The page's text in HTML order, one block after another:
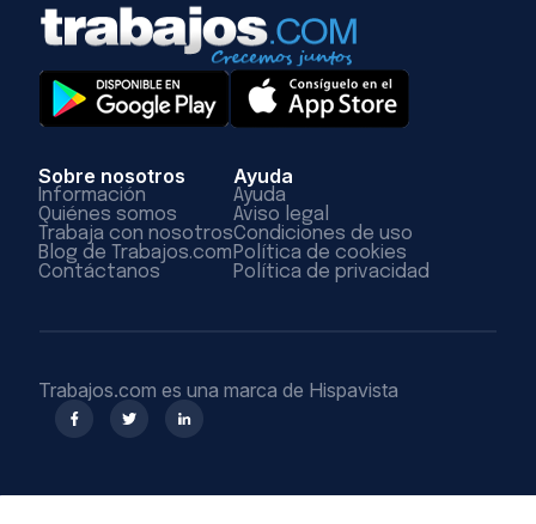
Sobre nosotros
Información
Quiénes somos
Trabaja con nosotros
Blog de Trabajos.com
Contáctanos
Ayuda
Ayuda
Aviso legal
Condiciones de uso
Política de cookies
Política de privacidad
Trabajos.com es una marca de Hispavista